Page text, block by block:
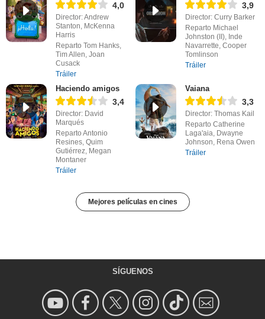
4,0
Director: Andrew
Stanton, McKenna
Harris
Reparto Tom Hanks,
Tim Allen, Joan
Cusack
Tráiler
3,9
Director: Curry Barker
Reparto Michael
Johnston (II), Inde
Navarrette, Cooper
Tomlinson
Tráiler
Haciendo amigos
3,4
Director: David
Marqués
Reparto Antonio
Resines, Quim
Gutiérrez, Megan
Montaner
Tráiler
Vaiana
3,3
Director: Thomas Kail
Reparto Catherine
Laga'aia, Dwayne
Johnson, Rena Owen
Tráiler
Mejores películas en cines
SÍGUENOS